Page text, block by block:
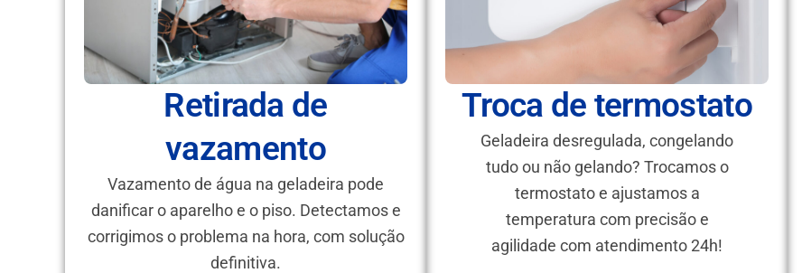
Retirada de
vazamento
Vazamento de água na geladeira pode
danificar o aparelho e o piso. Detectamos e
corrigimos o problema na hora, com solução
definitiva.
Troca de termostato
Geladeira desregulada, congelando
tudo ou não gelando? Trocamos o
termostato e ajustamos a
temperatura com precisão e
agilidade com atendimento 24h!